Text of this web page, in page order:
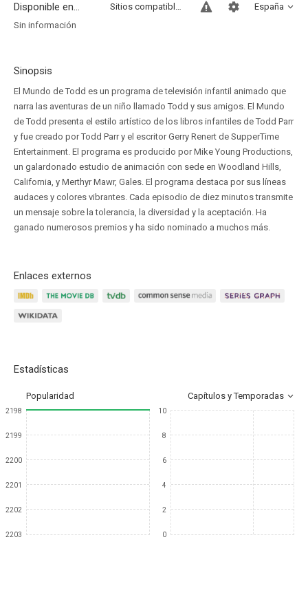
Disponible en... España
Sitios compatibles
Sin información
Sinopsis
El Mundo de Todd es un programa de televisión infantil animado que
narra las aventuras de un niño llamado Todd y sus amigos. El Mundo
de Todd presenta el estilo artístico de los libros infantiles de Todd Parr
y fue creado por Todd Parr y el escritor Gerry Renert de SupperTime
Entertainment. El programa es producido por Mike Young Productions,
un galardonado estudio de animación con sede en Woodland Hills,
California, y Merthyr Mawr, Gales. El programa destaca por sus líneas
audaces y colores vibrantes. Cada episodio de diez minutos transmite
un mensaje sobre la tolerancia, la diversidad y la aceptación. Ha
ganado numerosos premios y ha sido nominado a muchos más.
Enlaces externos
Estadísticas
Popularidad Capítulos y Temporadas
2198
2199
2200
2201
2202
2203
10
8
6
4
2
0